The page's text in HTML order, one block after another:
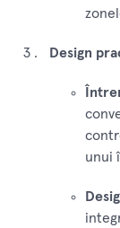
Design
unui